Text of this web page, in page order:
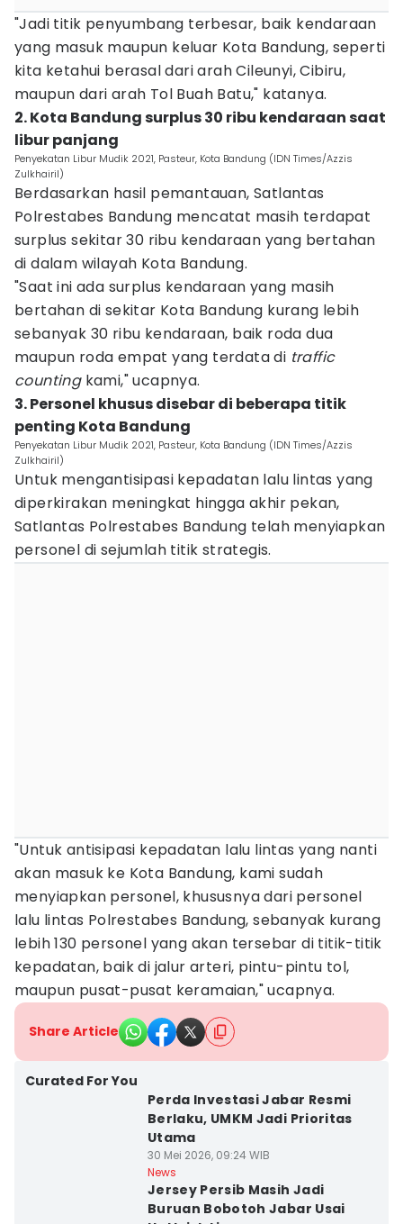
"Jadi titik penyumbang terbesar, baik kendaraan
yang masuk maupun keluar Kota Bandung, seperti
kita ketahui berasal dari arah Cileunyi, Cibiru,
maupun dari arah Tol Buah Batu," katanya.
2. Kota Bandung surplus 30 ribu kendaraan saat
libur panjang
Penyekatan Libur Mudik 2021, Pasteur, Kota Bandung (IDN Times/Azzis
Zulkhairil)
Berdasarkan hasil pemantauan, Satlantas
Polrestabes Bandung mencatat masih terdapat
surplus sekitar 30 ribu kendaraan yang bertahan
di dalam wilayah Kota Bandung.
"Saat ini ada surplus kendaraan yang masih
bertahan di sekitar Kota Bandung kurang lebih
sebanyak 30 ribu kendaraan, baik roda dua
maupun roda empat yang terdata di traffic
countingkami," ucapnya.
3. Personel khusus disebar di beberapa titik
penting Kota Bandung
Penyekatan Libur Mudik 2021, Pasteur, Kota Bandung (IDN Times/Azzis
Zulkhairil)
Untuk mengantisipasi kepadatan lalu lintas yang
diperkirakan meningkat hingga akhir pekan,
Satlantas Polrestabes Bandung telah menyiapkan
personel di sejumlah titik strategis.
"Untuk antisipasi kepadatan lalu lintas yang nanti
akan masuk ke Kota Bandung, kami sudah
menyiapkan personel, khususnya dari personel
lalu lintas Polrestabes Bandung, sebanyak kurang
lebih 130 personel yang akan tersebar di titik-titik
kepadatan, baik di jalur arteri, pintu-pintu tol,
maupun pusat-pusat keramaian," ucapnya.
Share Article
Curated For You
Perda Investasi Jabar Resmi
Berlaku, UMKM Jadi Prioritas
Utama
30 Mei 2026, 09:24 WIB
News
Jersey Persib Masih Jadi
Buruan Bobotoh Jabar Usai